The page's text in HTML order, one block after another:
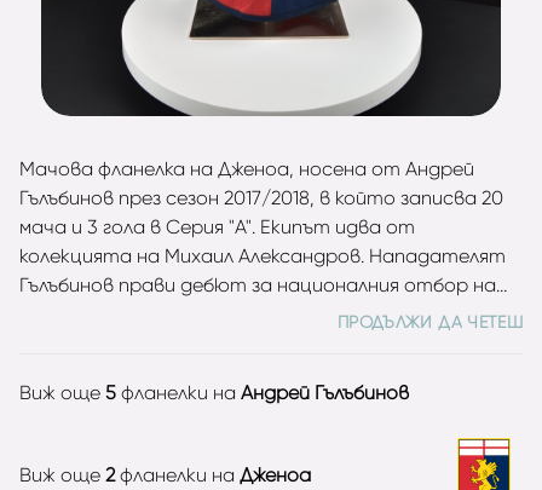
Мачова фланелка на Дженоа, носена от Андрей
Гълъбинов през сезон 2017/2018, в който записва 20
мача и 3 гола в Серия "А". Екипът идва от
колекцията на Михаил Александров. Нападателят
Гълъбинов прави дебют за националния отбор на
България през 2014 година в приятелска среща с
ПРОДЪЛЖИ ДА ЧЕТЕШ
Виж още 5 фланелки на Андрей Гълъбинов
Виж още 2фланелки на Дженоа